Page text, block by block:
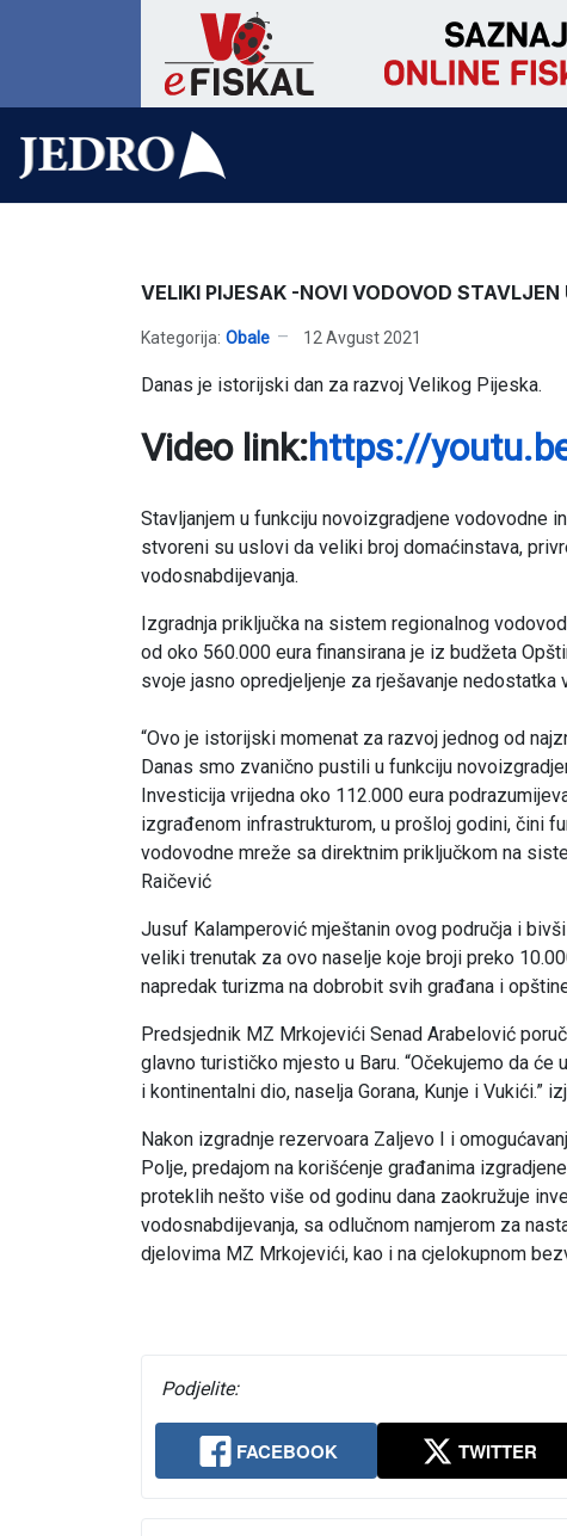
VELIKI PIJESAK -NOVI VODOVOD STAVLJEN
Kategorija: Obale 12 Avgust 2021
Danas je istorijski dan za razvoj Velikog Pijeska.
Video link:https://
Stavljanjem u funkciju novoizgradjene vodovodne
stvoreni su uslovi da veliki broj domaćinstava,
vodosnabdijevanja.
Izgradnja priključka na sistem regionalnog
od oko 560.000 eura finansirana je iz budžeta
svoje jasno opredjeljenje za rješavanje
“Ovo je istorijski momenat za razvoj jednog od
Danas smo zvanično pustili u funkciju
Investicija vrijedna oko 112.000 eura
izgrađenom infrastrukturom, u prošloj godini, čini
vodovodne mreže sa direktnim priključkom na
Raičević
Jusuf Kalamperović mještanin ovog područja i
veliki trenutak za ovo naselje koje broji preko
napredak turizma na dobrobit svih građana i
Predsjednik MZ Mrkojevići Senad Arabelović
glavno turističko mjesto u Baru. “Očekujemo da
i kontinentalni dio, naselja Gorana, Kunje i Vukići.”
Nakon izgradnje rezervoara Zaljevo I i
Polje, predajom na korišćenje građanima
proteklih nešto više od godinu dana zaokružuje
vodosnabdijevanja, sa odlučnom namjerom za
djelovima MZ Mrkojevići, kao i na cjelokupnom
Podjelite:
FACEBOOK TWITTER